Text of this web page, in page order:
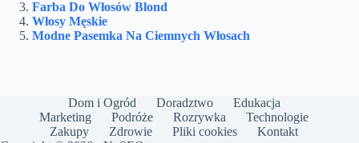
Farba Do Włosów Blond
Włosy Męskie
Modne Pasemka Na Ciemnych Włosach
Dom i Ogród Doradztwo
Edukacja
Marketing
Podróże Rozrywka
Technologie
Zakupy
Zdrowie Pliki cookies
Kontakt